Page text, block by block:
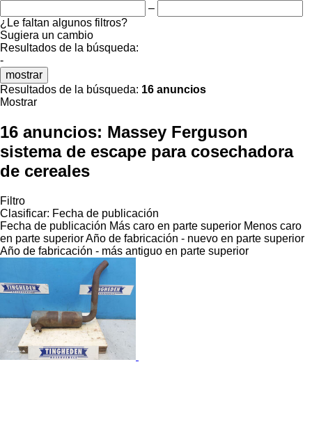
–
¿Le faltan algunos filtros?
Sugiera un cambio
Resultados de la búsqueda:
-
mostrar
Resultados de la búsqueda: 16 anuncios
Mostrar
16 anuncios: Massey Ferguson
sistema de escape para cosechadora
de cereales
Filtro
Clasificar: Fecha de publicación
Fecha de publicación Más caro en parte superior Menos caro
en parte superiorAño de fabricación - nuevo en parte superior
Año de fabricación - más antiguo en parte superior